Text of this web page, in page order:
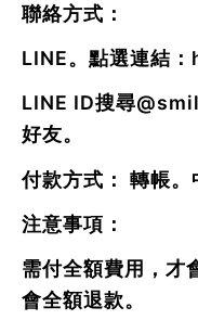
聯絡方式：
LINE。點選連結：
LINE ID搜尋
好友。
付款方式： 轉帳。
注意事項：
需付全額費用，才
會全額退款。